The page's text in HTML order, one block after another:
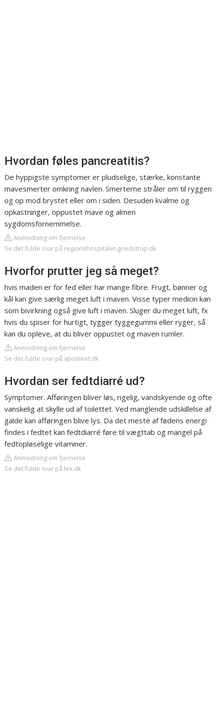
Hvordan føles pancreatitis?
De hyppigste symptomer er pludselige, stærke, konstante
mavesmerter omkring navlen. Smerterne stråler om til ryggen
og op mod brystet eller om i siden. Desuden kvalme og
opkastninger, oppustet mave og almen
sygdomsfornemmelse.
Anmodning om fjernelse
Se det fulde svar på regionshospitalet-goedstrup.dk
Hvorfor prutter jeg så meget?
hvis maden er for fed eller har mange fibre. Frugt, bønner og
kål kan give særlig meget luft i maven. Visse typer medicin kan
som bivirkning også give luft i maven. Sluger du meget luft, fx
hvis du spiser for hurtigt, tygger tyggegummi eller ryger, så
kan du opleve, at du bliver oppustet og maven rumler.
Anmodning om fjernelse
Se det fulde svar på apoteket.dk
Hvordan ser fedtdiarré ud?
Symptomer. Afføringen bliver løs, rigelig, vandskyende og ofte
vanskelig at skylle ud af toilettet. Ved manglende udskillelse af
galde kan afføringen blive lys. Da det meste af fødens energi
findes i fedtet kan fedtdiarré føre til vægttab og mangel på
fedtopløselige vitaminer.
Anmodning om fjernelse
Se det fulde svar på lex.dk